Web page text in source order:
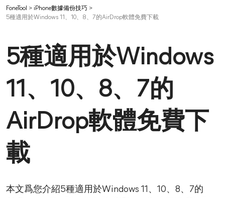
FoneTool > iPhone數據備份技巧 >
5種適用於Windows 11、10、8、7的AirDrop軟體免費下載
5種適用於Windows
11、10、8、7的
AirDrop軟體免費下
載
本文爲您介紹5種適用於Windows 11、10、8、7的